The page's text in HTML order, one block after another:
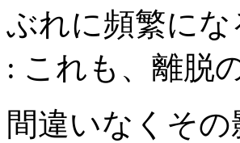
ぶれに頻繁に
: これも、離脱
間違いなくそ